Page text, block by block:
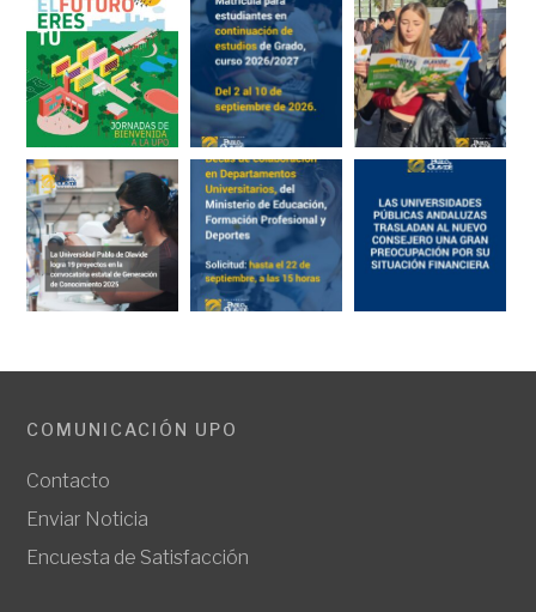
COMUNICACIÓN UPO
Contacto
Enviar Noticia
Encuesta de Satisfacción